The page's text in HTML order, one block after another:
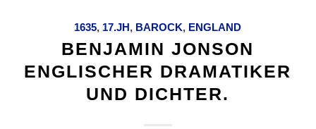
1635, 17.JH, BAROCK, ENGLAND
BENJAMIN JONSON
ENGLISCHER DRAMATIKER
UND DICHTER.